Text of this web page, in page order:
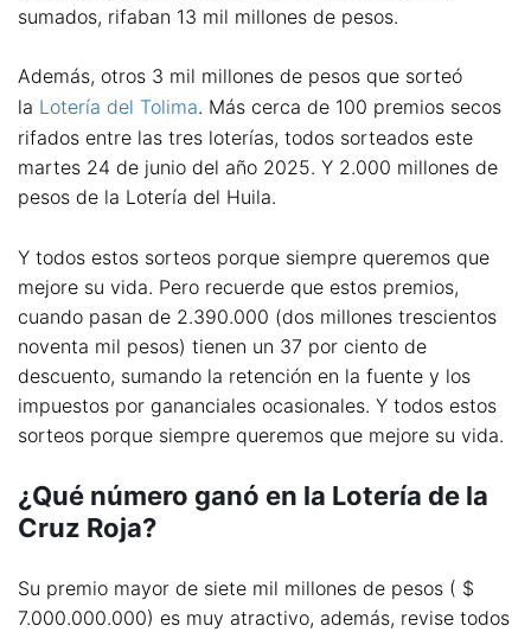
sumados, rifaban 13 mil millones de pesos.
Además, otros 3 mil millones de pesos que sorteó
la Lotería del Tolima. Más cerca de 100 premios secos
rifados entre las tres loterías, todos sorteados este
martes 24 de junio del año 2025. Y 2.000 millones de
pesos de la Lotería del Huila.
Y todos estos sorteos porque siempre queremos que
mejore su vida. Pero recuerde que estos premios,
cuando pasan de 2.390.000 (dos millones trescientos
noventa mil pesos) tienen un 37 por ciento de
descuento, sumando la retención en la fuente y los
impuestos por gananciales ocasionales. Y todos estos
sorteos porque siempre queremos que mejore su vida.
¿Qué número ganó en la Lotería de la
Cruz Roja?
Su premio mayor de siete mil millones de pesos ( $
7.000.000.000) es muy atractivo, además, revise todos